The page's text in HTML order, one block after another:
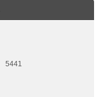
5441